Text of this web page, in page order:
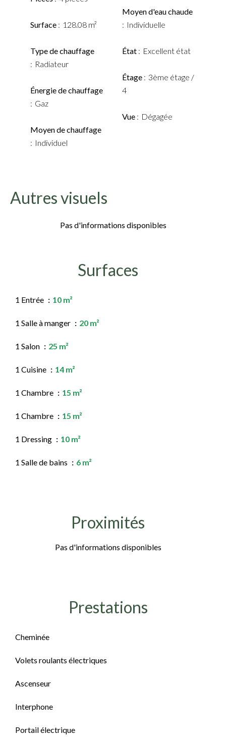
Surface 128.08 m²
Type de chauffage
Radiateur
Énergie de chauffage
Gaz
Moyen de chauffage
Individuel
Moyen d'eau chaude
Individuelle
État Excellent état
Étage
3ème étage /
4
Vue Dégagée
Autres visuels
Pas d'informations disponibles
Surfaces
1 Entrée 10 m²
1 Salle à manger 20 m²
1 Salon 25 m²
1 Cuisine 14 m²
1 Chambre 15 m²
1 Chambre 15 m²
1 Dressing 10 m²
1 Salle de bains 6 m²
Proximités
Pas d'informations disponibles
Prestations
Cheminée
Volets roulants électriques
Ascenseur
Interphone
Portail électrique